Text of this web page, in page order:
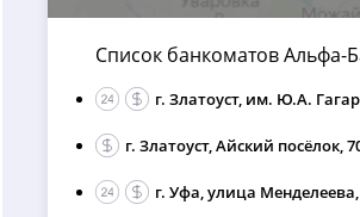
Список банкоматов Альфа-
г. Златоуст, им. Ю.А.
г. Златоуст, Айский посёлок,
г. Уфа, улица